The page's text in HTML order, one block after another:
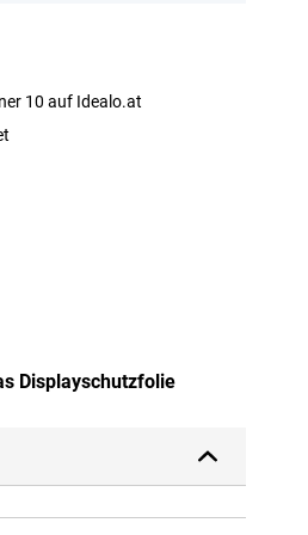
10 auf Idealo.at
Displayschutzfolie